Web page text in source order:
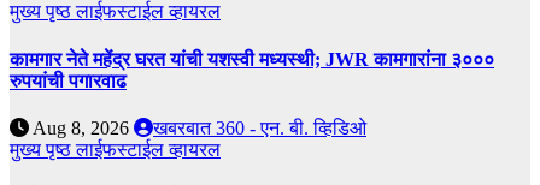
मुख्य पृष्ठलाईफस्टाईलव्हायरल
कामगार नेते महेंद्र घरत यांची यशस्वी मध्यस्थी; JWR कामगारांना ३०००
रुपयांची पगारवाढ
Aug 8, 2026
खबरबात 360 - एन. बी. व्हिडिओ
मुख्य पृष्ठलाईफस्टाईलव्हायरल